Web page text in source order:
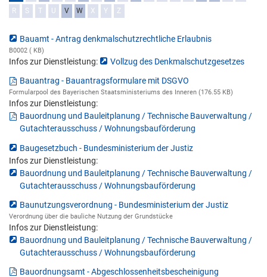
R
S T U V W X Y Z
Bauamt - Antrag denkmalschutzrechtliche Erlaubnis
B0002 ( KB)
Infos zur Dienstleistung: Vollzug des Denkmalschutzgesetzes
Bauantrag - Bauantragsformulare mit DSGVO
Formularpool des Bayerischen Staatsministeriums des Inneren (176.55 KB)
Infos zur Dienstleistung:
Bauordnung und Bauleitplanung / Technische Bauverwaltung /
Gutachterausschuss / Wohnungsbauförderung
Baugesetzbuch - Bundesministerium der Justiz
Infos zur Dienstleistung:
Bauordnung und Bauleitplanung / Technische Bauverwaltung /
Gutachterausschuss / Wohnungsbauförderung
Baunutzungsverordnung - Bundesministerium der Justiz
Verordnung über die bauliche Nutzung der Grundstücke
Infos zur Dienstleistung:
Bauordnung und Bauleitplanung / Technische Bauverwaltung /
Gutachterausschuss / Wohnungsbauförderung
Bauordnungsamt - Abgeschlossenheitsbescheinigung